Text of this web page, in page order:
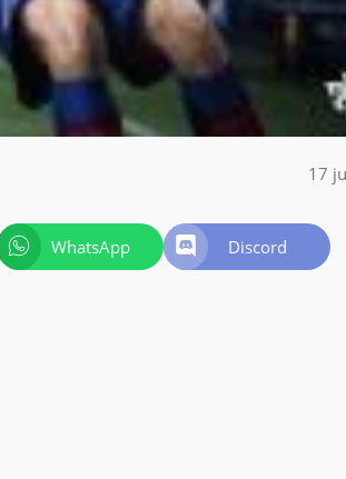
17
WhatsApp Discord